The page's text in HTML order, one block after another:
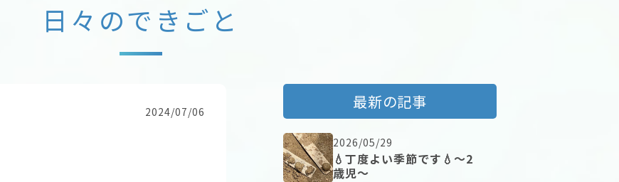
日々のできごと
2024/07/06 最新の記事
2026/05/29
💧丁度よい季節です💧～2
歳児～